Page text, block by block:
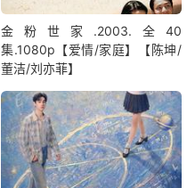
金粉世家.2003.全40
集.1080p【爱情/家庭】【陈坤/
董洁/刘亦菲】